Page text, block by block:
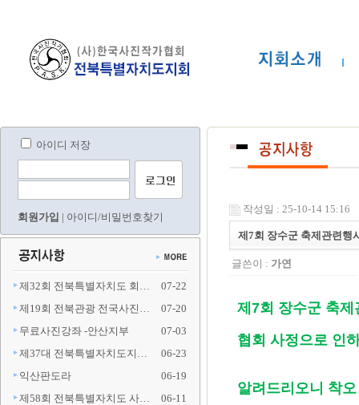
아이디 저장
회원가입 | 아이디/비밀번호찾기
제32회 전북특별자치도 회…
07-22
제19회 전북관광 전국사진…
07-20
무료사진강좌 -안산지부
07-03
제37대 전북특별자치도지…
06-23
익산판도라
06-19
제58회 전북특별자치도 사…
06-11
작성일 : 25-10-14 15:16
제7회 장수군 축제관련행
글쓴이 : 가연
제7회 장수군 축
협회 사정으로 인
알려드리오니 착